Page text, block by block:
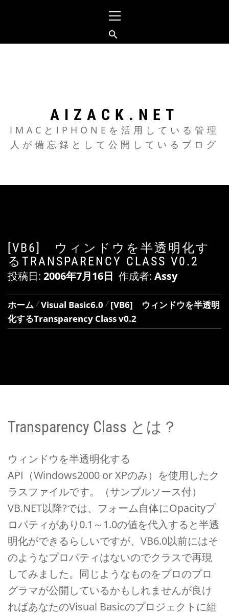
コ
イ
ン
メ
AIZACK.NET
IMACとIPHONEを活用している管理
人が備忘録として公開しているブログ
[VB6] ウィンドウを半透明化す
るTRANSPARENCY CLASS V0.2
投稿日: 2006年7月16日 作成者: Assy
ホーム Visual Basic6.0
[VB6] ウィンドウを半透明
化するTransparency Class v0.2
Transparency Class とは？
ウィンドウを半透明化する
API（Windows2000 or XPのみ）を使用したク
ラスファイルです。（サンプルソース付）
VB.NET以降?では、フォーム自体にOpacityプ
ロパティがあり0.1～1.0の値を代入すると半透
明化ができるらしいですが、VB6.0以前にはそ
のようなプロパティはないのでクラスで再現
してみました。同じようなものをプロのプロ
グラマが公開しているかもしれませんが良け
ればあなたのVisual Basicのプロジェクトに組